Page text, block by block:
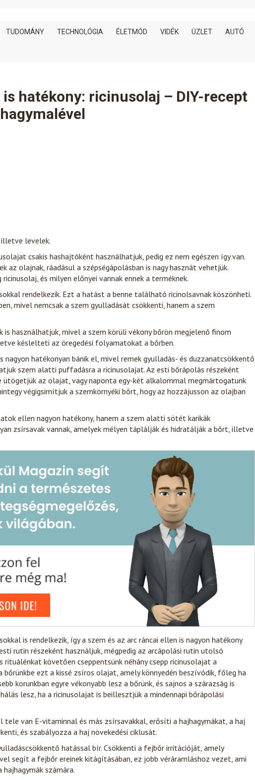
TUDOMÁNY TECHNOLÓGIA ÉLETMÓD VIDÉK ÜZLET AUTÓ
hatékony: ricinusolaj – DIY-recept
csakis hashajtóként használhatjuk, pedig ez nem egészen így van.
az olajnak, ráadásul a szépségápolásban is nagy hasznát vehetjük.
és milyen előnyei vannak ennek a terméknek.
rendelkezik. Ezt a hatást a benne található ricinolsavnak köszönheti.
mivel nemcsak a szem gyulladását csökkenti, hanem a szem
is használhatjuk, mivel a szem körüli vékony bőrön megjelenő finom
késlelteti az öregedési folyamatokat a bőrben.
hatékonyan bánik el, mivel remek gyulladás- és duzzanatcsökkentő
szem alatti puffadásra a ricinusolajat. Az esti bőrápolás részeként
ütögetjük az olajat, vagy naponta egy-két alkalommal megmártogatunk
végigsimítjuk a szemkörnyéki bőrt, hogy az hozzájusson az olajban
ellen nagyon hatékony, hanem a szem alatti sötét karikák
zsírsavak vannak, amelyek mélyen táplálják és hidratálják a bőrt, illetve
is rendelkezik, így a szem és az arc ráncai ellen is nagyon hatékony
rutin részeként használjuk, mégpedig az arcápolási rutin utolsó
rituálénkat követően cseppentsünk néhány csepp ricinusolajat a
bőrünkbe ezt a kissé zsíros olajat, amely könnyedén beszívódik, főleg ha
korunkban egyre vékonyabb lesz a bőrünk, és sajnos a szárazság is
lesz, ha a ricinusolajat is beillesztjük a mindennapi bőrápolási
tele van E-vitaminnal és más zsírsavakkal, erősíti a hajhagymákat, a haj
és szabályozza a haj növekedési ciklusát.
hatással bír. Csökkenti a fejbőr irritációját, amely
segít a fejbőr ereinek kitágításában, ez jobb véráramláshoz vezet, ami
számára.